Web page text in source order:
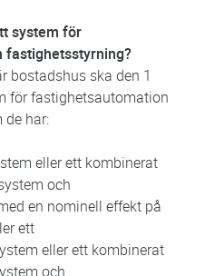
system för
fastighetsstyrning?
bostadshus ska den 1
för fastighetsautomation
har:
eller ett kombinerat
och
en nominell effekt på
ett
eller ett kombinerat
och